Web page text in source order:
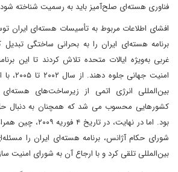
فناوری هسته‌ای صلح‌آمیز باید به رسمیت شناخته
برنامه هسته‌ای ایران را به بحرانی ساختگی
غربی به‌ویژه ایالات متحده تلاش کردند تا این
امنیت
بین‌المللی انرژی اتمی از زیرساخت‌های
کشورهایی محسوب می شد که همچنان به دنبال
شورای حکام آژانس، برنامه هسته‌ای ایران را
بین‌المللی تلقی کرد و با ارجاع آن به شورای امنیت